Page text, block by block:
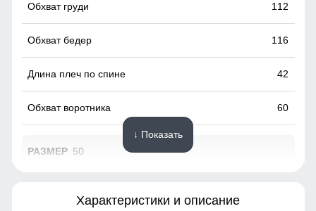
112
116
42
60
50
↓ Показать
Характеристики и описание